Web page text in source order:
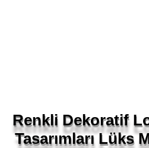
Renkli Dekoratif
Tasarımları Lüks